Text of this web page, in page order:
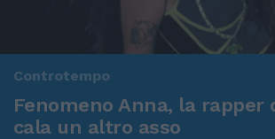
Controtempo
Fenomeno Anna, la rapper
cala un altro asso